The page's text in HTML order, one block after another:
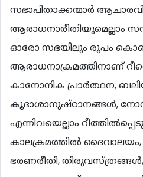
സഭാപിതാക്കന്മാര്‍
ആരാധനാരീതിയുമെല്ലാം
ഓരോ സഭയിലും രൂപം
ആരാധനാക്രമത്തിനാണ്
കാനോനിക പ്രാര്‍ത്ഥന,
കൂദാശാനുഷ്ഠാനങ്ങള്‍,
എന്നിവയെല്ലാം
കാലക്രമത്തില്‍
ഭരണരീതി,